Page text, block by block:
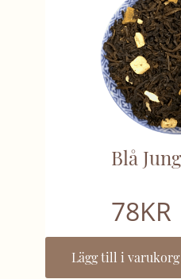
Blå
78KR
Lägg till i varukorg